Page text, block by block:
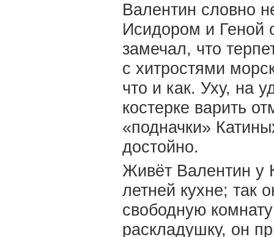
Валентин словно
Исидором и Геной
замечал, что
с хитростями
что и как. Уху, на
костерке варить
«подначки»
достойно.
Живёт Валентин у
летней кухне; так
свободную
раскладушку, он